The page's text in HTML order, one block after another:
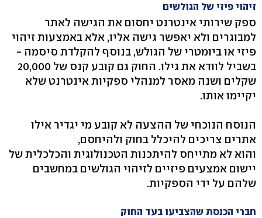
זיהוי פיזי של הגולשים
ספק שירותי אינטרנט יחסום את הגישה לאתר
למבוגרים ולא יאפשר גישה אליו, אלא באמצעות זיהוי
פיזי או ביומטרי של הגולש, בנוסף להקלדת סיסמה -
בשביל לוודא את גילו. החוק גם קובע קנס של 20,000
שקלים ושנה מאסר למנהלי ספקיות אינטרנט שלא
יקיימו אותו.
הנוסח הנוכחי של ההצעה לא קובע מי יגדיר אילו
אתרים צריכים להיכלל בחוק ולהיחסם,
והוא לא מתייחס להיתכנות הטכנולוגית והכלכלית של
יישום אמצעים פיזיים לזיהוי הגולשים במחשבים
שלהם על ידי הספקיות.
חברי הכנסת שהצביעו בעד החוק